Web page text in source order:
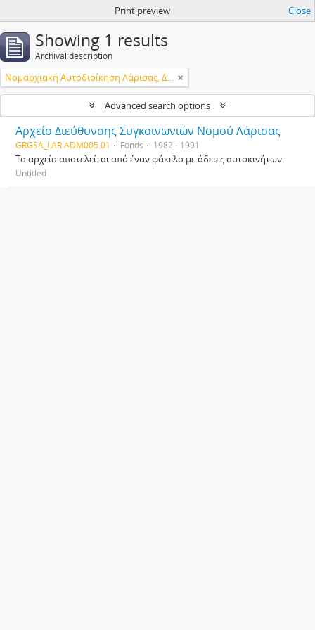
Print preview Close
Showing 1 results
Archival description
Νομαρχιακή Αυτοδιοίκηση Λάρισας, Διεύθυνση Μεταφορών & Επικοινωνιών
Advanced search options
Αρχείο Διεύθυνσης Συγκοινωνιών Νομού Λάρισας
GRGSA_LAR ADM005.01 Fonds 1982 - 1991
Το αρχείο αποτελείται από έναν φάκελο με άδειες αυτοκινήτων.
Untitled